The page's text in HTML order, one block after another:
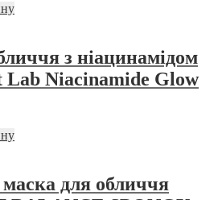
з ніацинамідом
Lab Niacinamide Glow
для обличчя